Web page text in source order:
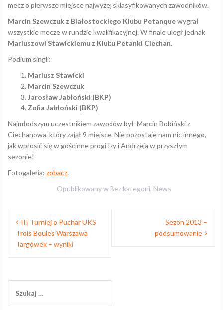
mecz o pierwsze miejsce najwyżej sklasyfikowanych zawodników.
Marcin Szewczuk z Białostockiego Klubu Petanquewygrał
wszystkie mecze w rundzie kwalifikacyjnej. W finale uległ jednak
Mariuszowi Stawickiemu z Klubu Petanki Ciechan.
Podium singli:
Mariusz Stawicki
Marcin Szewczuk
Jarosław Jabłoński (BKP)
Zofia Jabłoński (BKP)
Najmłodszym uczestnikiem zawodów był Marcin Bobiński z
Ciechanowa, który zajął 9 miejsce. Nie pozostaje nam nic innego,
jak wprosić się w gościnne progi Izy i Andrzeja w przyszłym
sezonie!
Fotogaleria: zobacz.
Opublikowany w Bez kategorii, News
Nawigacja
wpisu
III Turniej o Puchar UKS
Trois Boules Warszawa
Targówek – wyniki
Sezon 2013 –
podsumowanie